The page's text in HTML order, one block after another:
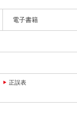
電子書籍
正誤表